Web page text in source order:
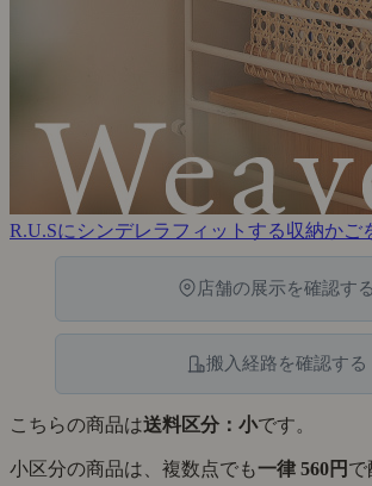
R.U.Sにシンデレラフィットする収納かご
店舗の展示を確認する
搬入経路を確認する
こちらの商品は送料区分：小です。
小区分の商品は、複数点でも一律 560円 で